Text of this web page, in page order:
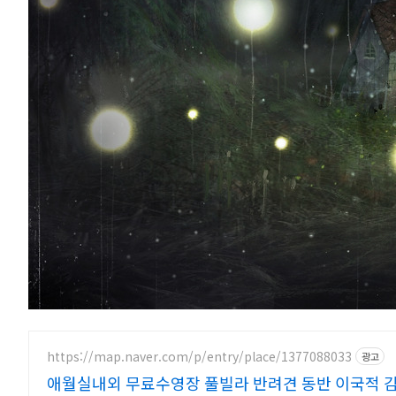
https://map.naver.com/p/entry/place/1377088033 광고
애월실내외 무료수영장 풀빌라 반려견 동반 이국적